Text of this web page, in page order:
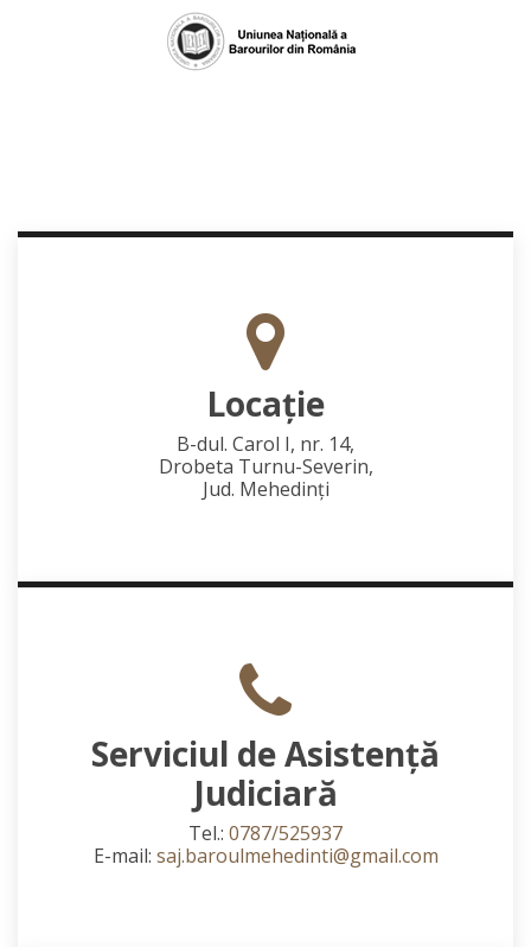
Locaţie
B-dul. Carol I, nr. 14,
Drobeta Turnu-Severin,
Jud. Mehedinţi
Serviciul de Asistență
Judiciară
Tel.: 0787/525937
E-mail: saj.baroulmehedinti@gmail.com